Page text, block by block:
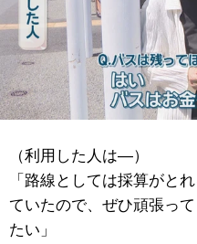
（利用した人は―）
「路線としては採算がと
ていたので、ぜひ頑張っ
たい」